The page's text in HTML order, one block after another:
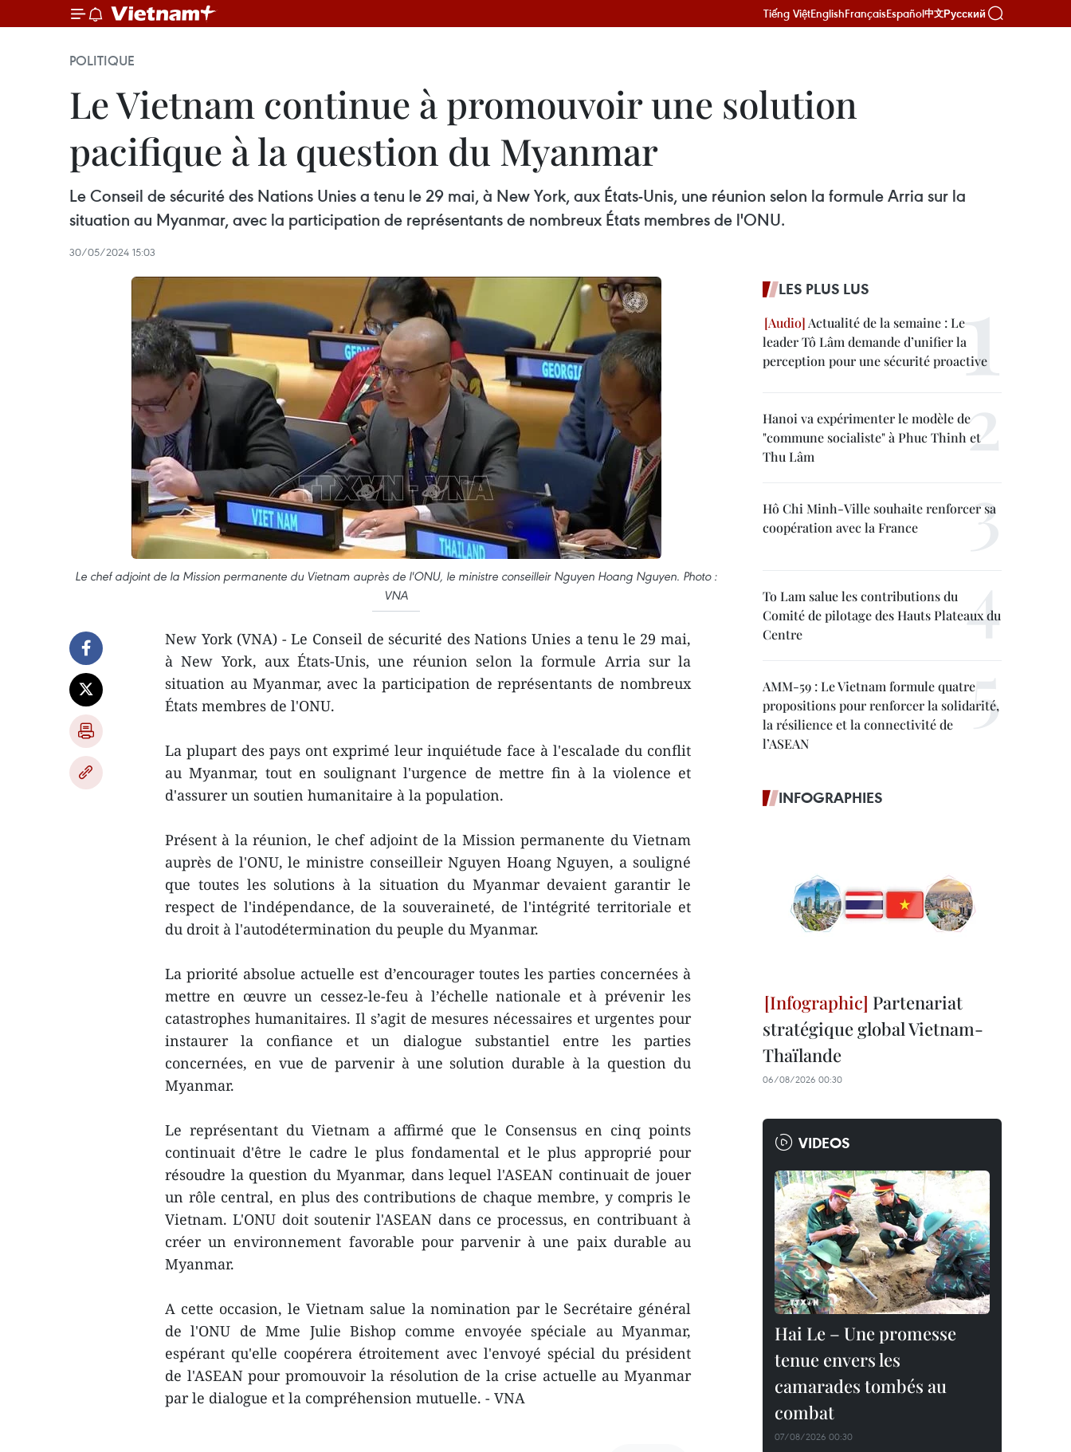
Tiếng ViệtEnglishFrançaisEspañol中文Русский
POLITIQUE
Le Vietnam continue à promouvoir une solution
pacifique à la question du Myanmar
Le Conseil de sécurité des Nations Unies a tenu le 29 mai, à New York, aux États-Unis, une réunion selon la formule Arria sur la
situation au Myanmar, avec la participation de représentants de nombreux États membres de l'ONU.
30/05/2024 15:03
Le chef adjoint de la Mission permanente du Vietnam auprès de l'ONU, le ministre conseilleir Nguyen Hoang Nguyen. Photo :
VNA
New York (VNA) - Le Conseil de sécurité des Nations Unies a tenu le 29 mai,
à New York, aux États-Unis, une réunion selon la formule Arria sur la
situation au Myanmar, avec la participation de représentants de nombreux
États membres de l'ONU.
La plupart des pays ont exprimé leur inquiétude face à l'escalade du conflit
au Myanmar, tout en soulignant l'urgence de mettre fin à la violence et
d'assurer un soutien humanitaire à la population.
Présent à la réunion, le chef adjoint de la Mission permanente du Vietnam
auprès de l'ONU, le ministre conseilleir Nguyen Hoang Nguyen, a souligné
que toutes les solutions à la situation du Myanmar devaient garantir le
respect de l'indépendance, de la souveraineté, de l'intégrité territoriale et
du droit à l'autodétermination du peuple du Myanmar.
La priorité absolue actuelle est d’encourager toutes les parties concernées à
mettre en œuvre un cessez-le-feu à l’échelle nationale et à prévenir les
catastrophes humanitaires. Il s’agit de mesures nécessaires et urgentes pour
instaurer la confiance et un dialogue substantiel entre les parties
concernées, en vue de parvenir à une solution durable à la question du
Myanmar.
Le représentant du Vietnam a affirmé que le Consensus en cinq points
continuait d'être le cadre le plus fondamental et le plus approprié pour
résoudre la question du Myanmar, dans lequel l'ASEAN continuait de jouer
un rôle central, en plus des contributions de chaque membre, y compris le
Vietnam. L'ONU doit soutenir l'ASEAN dans ce processus, en contribuant à
créer un environnement favorable pour parvenir à une paix durable au
Myanmar.
A cette occasion, le Vietnam salue la nomination par le Secrétaire général
de l'ONU de Mme Julie Bishop comme envoyée spéciale au Myanmar,
espérant qu'elle coopérera étroitement avec l'envoyé spécial du président
de l'ASEAN pour promouvoir la résolution de la crise actuelle au Myanmar
par le dialogue et la compréhension mutuelle. - VNA
LES PLUS LUS
Actualité de la semaine : Le
leader Tô Lâm demande d’unifier la
perception pour une sécurité proactive
Hanoi va expérimenter le modèle de
"commune socialiste" à Phuc Thinh et
Thu Lâm
Hô Chi Minh-Ville souhaite renforcer sa
coopération avec la France
To Lam salue les contributions du
Comité de pilotage des Hauts Plateaux du
Centre
AMM-59 : Le Vietnam formule quatre
propositions pour renforcer la solidarité,
la résilience et la connectivité de
l’ASEAN
INFOGRAPHIES
Partenariat
stratégique global Vietnam-
Thaïlande
06/08/2026 00:30
VIDEOS
Hai Le – Une promesse
tenue envers les
camarades tombés au
combat
07/08/2026 00:30